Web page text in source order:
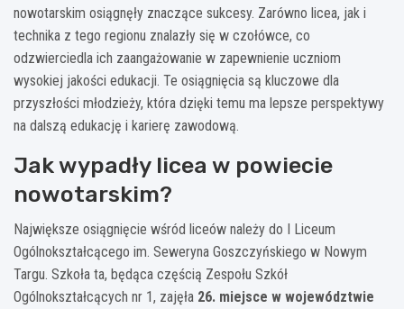
nowotarskim osiągnęły znaczące sukcesy. Zarówno licea, jak i
technika z tego regionu znalazły się w czołówce, co
odzwierciedla ich zaangażowanie w zapewnienie uczniom
wysokiej jakości edukacji. Te osiągnięcia są kluczowe dla
przyszłości młodzieży, która dzięki temu ma lepsze perspektywy
na dalszą edukację i karierę zawodową.
Jak wypadły licea w powiecie
nowotarskim?
Największe osiągnięcie wśród liceów należy do I Liceum
Ogólnokształcącego im. Seweryna Goszczyńskiego w Nowym
Targu. Szkoła ta, będąca częścią Zespołu Szkół
Ogólnokształcących nr 1, zajęła 26. miejsce w województwie